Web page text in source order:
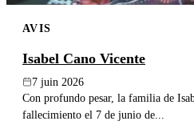
AVIS
Isabel Cano Vicente
7 juin 2026
Con profundo pesar, la familia de
fallecimiento el 7 de junio de...